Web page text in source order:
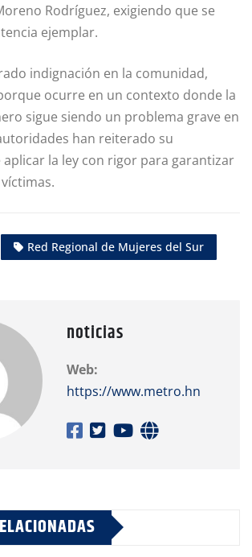
Rodríguez, exigiendo que se
ejemplar.
indignación en la comunidad,
ocurre en un contexto donde la
sigue siendo un problema grave en
han reiterado su
la ley con rigor para garantizar
Red Regional de Mujeres del Sur
noticias
Web:
https://www.metro.hn